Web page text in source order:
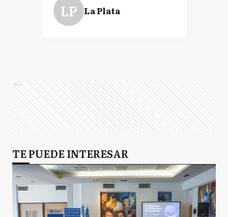
LP La Plata
Ads
TE PUEDE INTERESAR